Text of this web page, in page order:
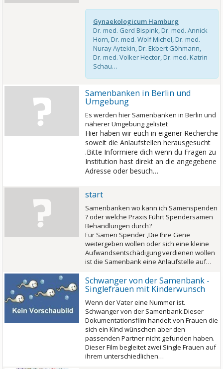
Gynaekologicum Hamburg
Dr. med. Gerd Bispink, Dr. med. Annick
Horn, Dr. med. Wolf Michel, Dr. med.
Nuray Aytekin, Dr. Ekbert Göhmann,
Dr. med. Volker Hector, Dr. med. Katrin
Schau…
Samenbanken in Berlin und
Umgebung
Es werden hier Samenbanken in Berlin und
näherer Umgebung gelistet
Hier haben wir euch in eigener Recherche
soweit die Anlaufstellen herausgesucht
.Bitte Informiere dich wenn du Fragen zu
Institution hast direkt an die angegebene
Adresse oder besuch…
start
Samenbanken wo kann ich Samenspenden
? oder welche Praxis Führt Spendersamen
Behandlungen durch?
Für Samen Spender ,Die Ihre Gene
weitergeben wollen oder sich eine kleine
Aufwandsentschädigung verdienen wollen
ist die Samenbank eine Anlaufstelle auf…
Schwanger von der Samenbank -
Singlefrauen mit Kinderwunsch
Wenn der Vater eine Nummer ist.
Schwanger von der Samenbank.Dieser
Dokumentationsfilm handelt von Frauen die
sich ein Kind wünschen aber den
passenden Partner nicht gefunden haben.
Dieser Film begleitet zwei Single Frauen auf
ihrem unterschiedlichen…